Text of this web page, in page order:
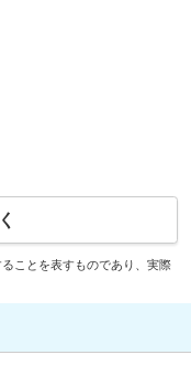
ことを表すものであり、実際